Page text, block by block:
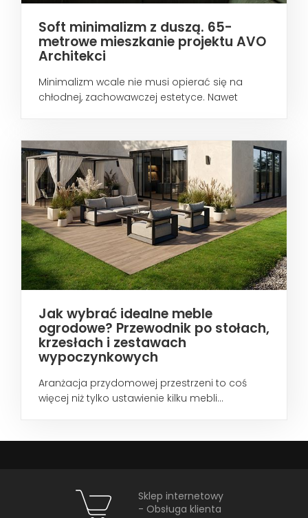
Soft minimalizm z duszą. 65-
metrowe mieszkanie projektu AVO
Architekci
Minimalizm wcale nie musi opierać się na
chłodnej, zachowawczej estetyce. Nawet
Jak wybrać idealne meble
ogrodowe? Przewodnik po stołach,
krzesłach i zestawach
wypoczynkowych
Aranżacja przydomowej przestrzeni to coś
więcej niż tylko ustawienie kilku mebli...
Sklep internetowy
- Obsługa klienta